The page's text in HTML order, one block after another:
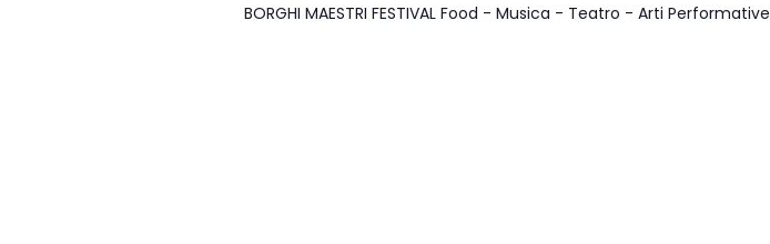
BORGHI MAESTRI FESTIVAL Food - Musica - Teatro - Arti Performative